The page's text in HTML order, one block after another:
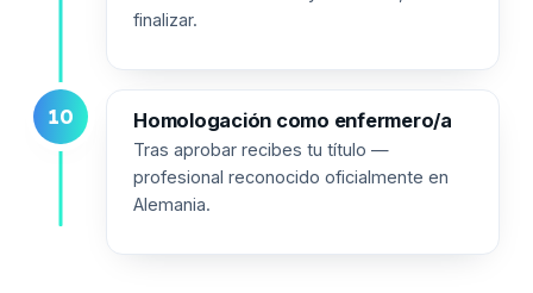
finalizar.
10 Homologación como enfermero/a
Tras aprobar recibes tu título —
profesional reconocido oficialmente en
Alemania.